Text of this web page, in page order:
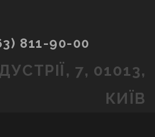
811-90-00
7, 01013,
КИЇВ